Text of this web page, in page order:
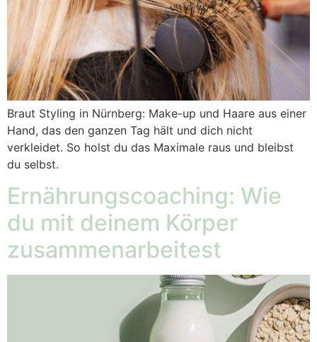
Braut Styling in Nürnberg: Make-up und Haare aus einer
Hand, das den ganzen Tag hält und dich nicht
verkleidet. So holst du das Maximale raus und bleibst
du selbst.
Ernährungscoaching: Wie
du mit deinem Körper
zusammenarbeitest